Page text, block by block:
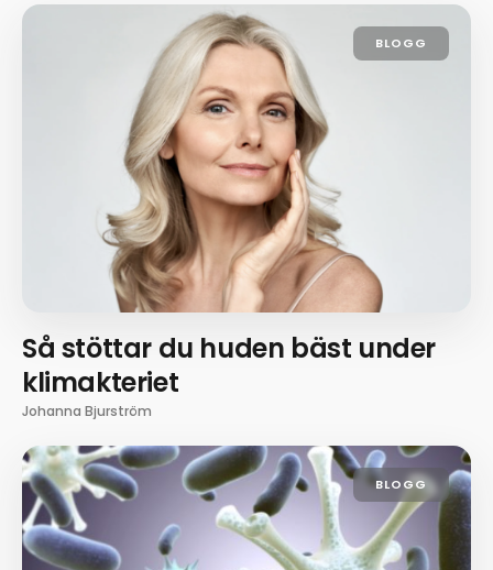
BLOGG
Så stöttar du huden bäst under
klimakteriet
Johanna Bjurström
BLOGG